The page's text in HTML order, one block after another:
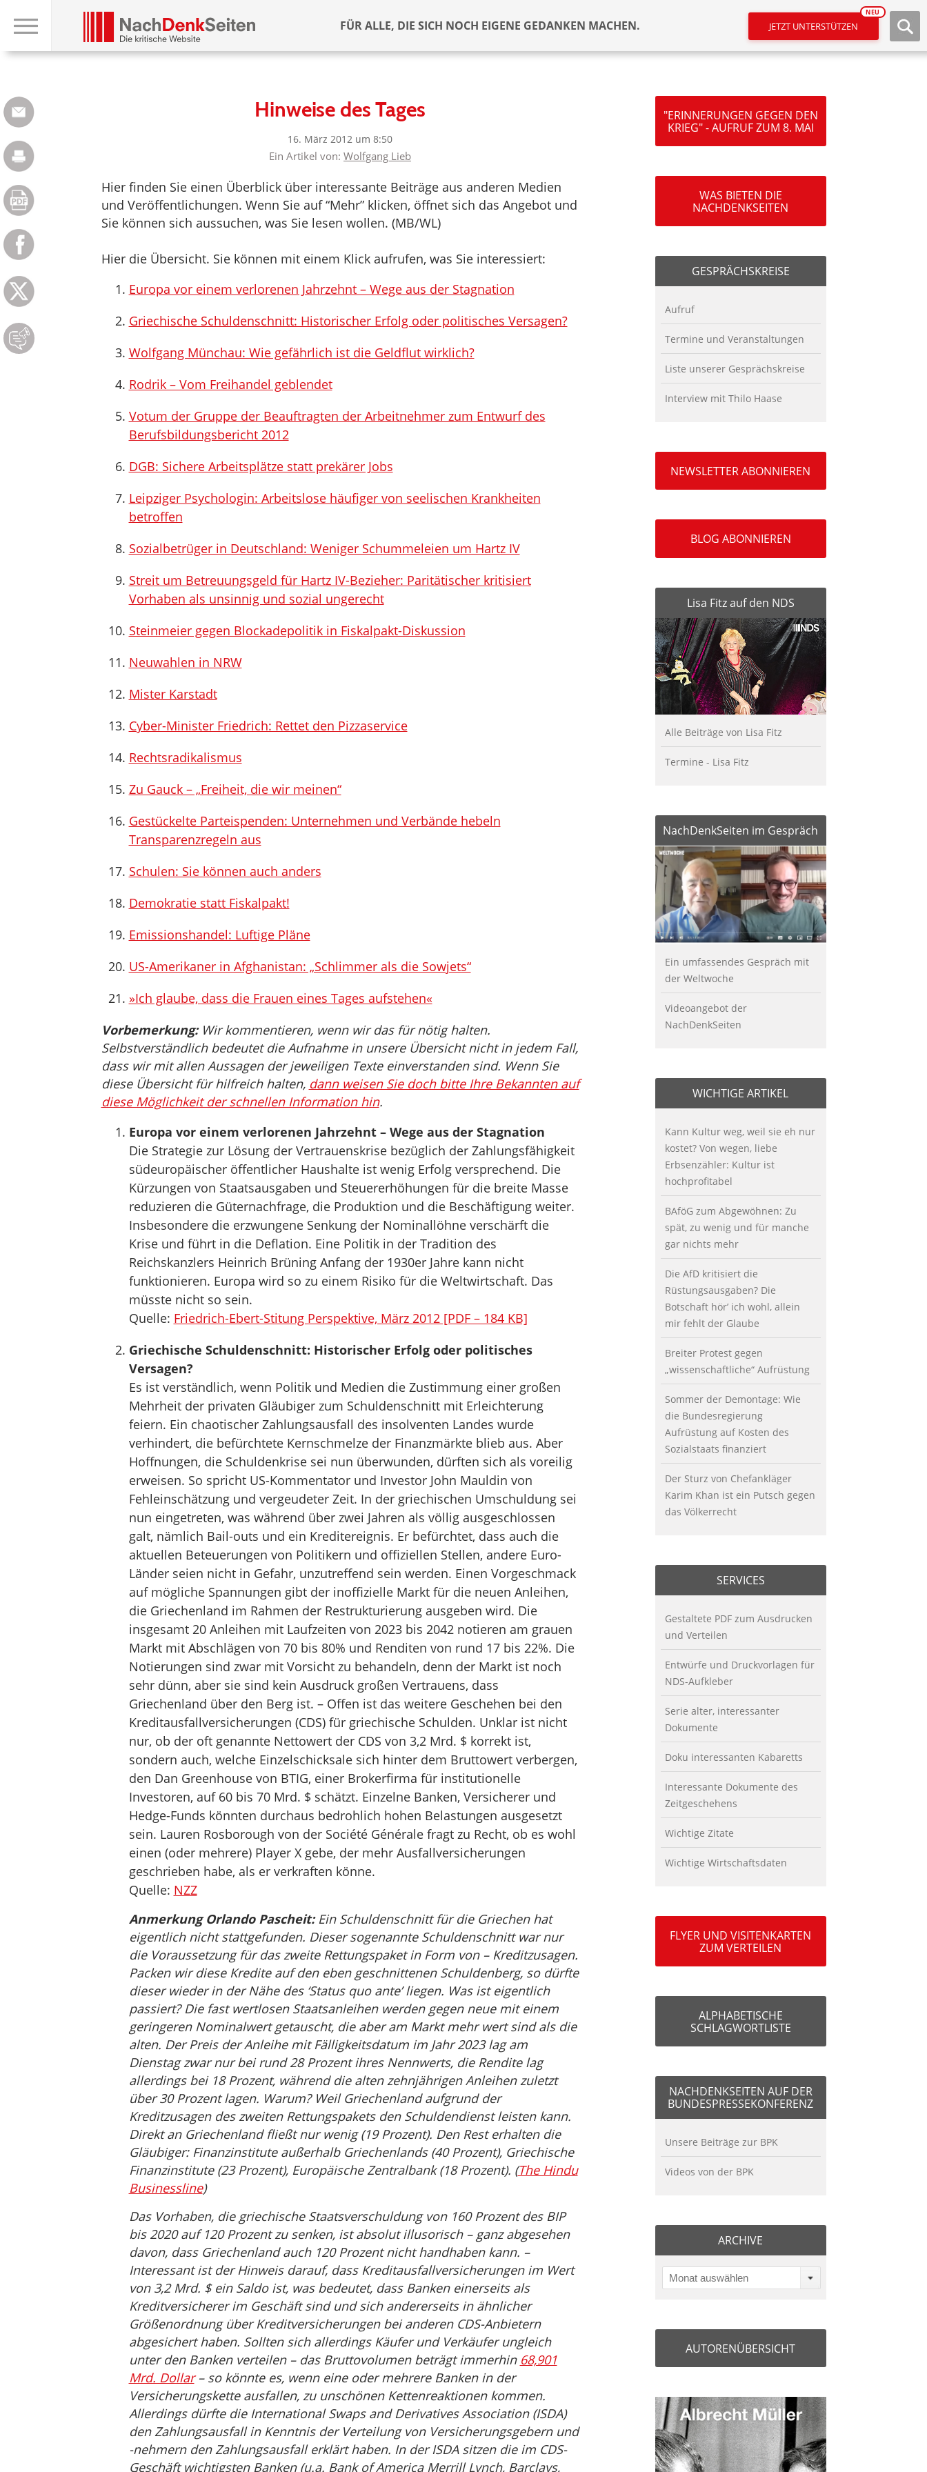
FÜR ALLE, DIE SICH NOCH EIGENE GEDANKEN MACHEN. JETZT UNTERSTÜTZEN
NEU
Hinweise des Tages
16. März 2012 um 8:50
Ein Artikel von: Wolfgang Lieb
Hier finden Sie einen Überblick über interessante Beiträge aus anderen Medien
und Veröffentlichungen. Wenn Sie auf “Mehr” klicken, öffnet sich das Angebot und
Sie können sich aussuchen, was Sie lesen wollen. (MB/WL)
Hier die Übersicht. Sie können mit einem Klick aufrufen, was Sie interessiert:
Europa vor einem verlorenen Jahrzehnt – Wege aus der Stagnation
Griechische Schuldenschnitt: Historischer Erfolg oder politisches Versagen?
Wolfgang Münchau: Wie gefährlich ist die Geldflut wirklich?
Rodrik – Vom Freihandel geblendet
Votum der Gruppe der Beauftragten der Arbeitnehmer zum Entwurf des
Berufsbildungsbericht 2012
DGB: Sichere Arbeitsplätze statt prekärer Jobs
Leipziger Psychologin: Arbeitslose häufiger von seelischen Krankheiten
betroffen
Sozialbetrüger in Deutschland: Weniger Schummeleien um Hartz IV
Streit um Betreuungsgeld für Hartz IV-Bezieher: Paritätischer kritisiert
Vorhaben als unsinnig und sozial ungerecht
Steinmeier gegen Blockadepolitik in Fiskalpakt-Diskussion
Neuwahlen in NRW
Mister Karstadt
Cyber-Minister Friedrich: Rettet den Pizzaservice
Rechtsradikalismus
Zu Gauck – „Freiheit, die wir meinen“
Gestückelte Parteispenden: Unternehmen und Verbände hebeln
Transparenzregeln aus
Schulen: Sie können auch anders
Demokratie statt Fiskalpakt!
Emissionshandel: Luftige Pläne
US-Amerikaner in Afghanistan: „Schlimmer als die Sowjets“
»Ich glaube, dass die Frauen eines Tages aufstehen«
Vorbemerkung:Wir kommentieren, wenn wir das für nötig halten.
Selbstverständlich bedeutet die Aufnahme in unsere Übersicht nicht in jedem Fall,
dass wir mit allen Aussagen der jeweiligen Texte einverstanden sind. Wenn Sie
diese Übersicht für hilfreich halten, dann weisen Sie doch bitte Ihre Bekannten auf
diese Möglichkeit der schnellen Information hin.
Europa vor einem verlorenen Jahrzehnt – Wege aus der Stagnation
Die Strategie zur Lösung der Vertrauenskrise bezüglich der Zahlungsfähigkeit
südeuropäischer öffentlicher Haushalte ist wenig Erfolg versprechend. Die
Kürzungen von Staatsausgaben und Steuererhöhungen für die breite Masse
reduzieren die Güternachfrage, die Produktion und die Beschäftigung weiter.
Insbesondere die erzwungene Senkung der Nominallöhne verschärft die
Krise und führt in die Deflation. Eine Politik in der Tradition des
Reichskanzlers Heinrich Brüning Anfang der 1930er Jahre kann nicht
funktionieren. Europa wird so zu einem Risiko für die Weltwirtschaft. Das
müsste nicht so sein.
Quelle: Friedrich-Ebert-Stitung Perspektive, März 2012 [PDF – 184 KB]
Griechische Schuldenschnitt: Historischer Erfolg oder politisches
Versagen?
Es ist verständlich, wenn Politik und Medien die Zustimmung einer großen
Mehrheit der privaten Gläubiger zum Schuldenschnitt mit Erleichterung
feiern. Ein chaotischer Zahlungsausfall des insolventen Landes wurde
verhindert, die befürchtete Kernschmelze der Finanzmärkte blieb aus. Aber
Hoffnungen, die Schuldenkrise sei nun überwunden, dürften sich als voreilig
erweisen. So spricht US-Kommentator und Investor John Mauldin von
Fehleinschätzung und vergeudeter Zeit. In der griechischen Umschuldung sei
nun eingetreten, was während über zwei Jahren als völlig ausgeschlossen
galt, nämlich Bail-outs und ein Kreditereignis. Er befürchtet, dass auch die
aktuellen Beteuerungen von Politikern und offiziellen Stellen, andere Euro-
Länder seien nicht in Gefahr, unzutreffend sein werden. Einen Vorgeschmack
auf mögliche Spannungen gibt der inoffizielle Markt für die neuen Anleihen,
die Griechenland im Rahmen der Restrukturierung ausgeben wird. Die
insgesamt 20 Anleihen mit Laufzeiten von 2023 bis 2042 notieren am grauen
Markt mit Abschlägen von 70 bis 80% und Renditen von rund 17 bis 22%. Die
Notierungen sind zwar mit Vorsicht zu behandeln, denn der Markt ist noch
sehr dünn, aber sie sind kein Ausdruck großen Vertrauens, dass
Griechenland über den Berg ist. – Offen ist das weitere Geschehen bei den
Kreditausfallversicherungen (CDS) für griechische Schulden. Unklar ist nicht
nur, ob der oft genannte Nettowert der CDS von 3,2 Mrd. $ korrekt ist,
sondern auch, welche Einzelschicksale sich hinter dem Bruttowert verbergen,
den Dan Greenhouse von BTIG, einer Brokerfirma für institutionelle
Investoren, auf 60 bis 70 Mrd. $ schätzt. Einzelne Banken, Versicherer und
Hedge-Funds könnten durchaus bedrohlich hohen Belastungen ausgesetzt
sein. Lauren Rosborough von der Société Générale fragt zu Recht, ob es wohl
einen (oder mehrere) Player X gebe, der mehr Ausfallversicherungen
geschrieben habe, als er verkraften könne.
Quelle: NZZ
Anmerkung Orlando Pascheit:Ein Schuldenschnitt für die Griechen hat
eigentlich nicht stattgefunden. Dieser sogenannte Schuldenschnitt war nur
die Voraussetzung für das zweite Rettungspaket in Form von – Kreditzusagen.
Packen wir diese Kredite auf den eben geschnittenen Schuldenberg, so dürfte
dieser wieder in der Nähe des ‘Status quo ante’ liegen. Was ist eigentlich
passiert? Die fast wertlosen Staatsanleihen werden gegen neue mit einem
geringeren Nominalwert getauscht, die aber am Markt mehr wert sind als die
alten. Der Preis der Anleihe mit Fälligkeitsdatum im Jahr 2023 lag am
Dienstag zwar nur bei rund 28 Prozent ihres Nennwerts, die Rendite lag
allerdings bei 18 Prozent, während die alten zehnjährigen Anleihen zuletzt
über 30 Prozent lagen. Warum? Weil Griechenland aufgrund der
Kreditzusagen des zweiten Rettungspakets den Schuldendienst leisten kann.
Direkt an Griechenland fließt nur wenig (19 Prozent). Den Rest erhalten die
Gläubiger: Finanzinstitute außerhalb Griechenlands (40 Prozent), Griechische
Finanzinstitute (23 Prozent), Europäische Zentralbank (18 Prozent). (The Hindu
Businessline)
Das Vorhaben, die griechische Staatsverschuldung von 160 Prozent des BIP
bis 2020 auf 120 Prozent zu senken, ist absolut illusorisch – ganz abgesehen
davon, dass Griechenland auch 120 Prozent nicht handhaben kann. –
Interessant ist der Hinweis darauf, dass Kreditausfallversicherungen im Wert
von 3,2 Mrd. $ ein Saldo ist, was bedeutet, dass Banken einerseits als
Kreditversicherer im Geschäft sind und sich andererseits in ähnlicher
Größenordnung über Kreditversicherungen bei anderen CDS-Anbietern
abgesichert haben. Sollten sich allerdings Käufer und Verkäufer ungleich
unter den Banken verteilen – das Bruttovolumen beträgt immerhin 68,901
Mrd. Dollar– so könnte es, wenn eine oder mehrere Banken in der
Versicherungskette ausfallen, zu unschönen Kettenreaktionen kommen.
Allerdings dürfte die International Swaps and Derivatives Association (ISDA)
den Zahlungsausfall in Kenntnis der Verteilung von Versicherungsgebern und
-nehmern den Zahlungsausfall erklärt haben. In der ISDA sitzen die im CDS-
Geschäft wichtigsten Banken (u.a. Bank of America Merrill Lynch, Barclays,
"ERINNERUNGEN GEGEN DEN
KRIEG" - AUFRUF ZUM 8. MAI
WAS BIETEN DIE
NACHDENKSEITEN
GESPRÄCHSKREISE
Aufruf
Termine und Veranstaltungen
Liste unserer Gesprächskreise
Interview mit Thilo Haase
NEWSLETTER ABONNIEREN
BLOG ABONNIEREN
Lisa Fitz auf den NDS
Alle Beiträge von Lisa Fitz
Termine - Lisa Fitz
NachDenkSeiten im Gespräch
Ein umfassendes Gespräch mit
der Weltwoche
Videoangebot der
NachDenkSeiten
WICHTIGE ARTIKEL
Kann Kultur weg, weil sie eh nur
kostet? Von wegen, liebe
Erbsenzähler: Kultur ist
hochprofitabel
BAföG zum Abgewöhnen: Zu
spät, zu wenig und für manche
gar nichts mehr
Die AfD kritisiert die
Rüstungsausgaben? Die
Botschaft hör’ ich wohl, allein
mir fehlt der Glaube
Breiter Protest gegen
„wissenschaftliche“ Aufrüstung
Sommer der Demontage: Wie
die Bundesregierung
Aufrüstung auf Kosten des
Sozialstaats finanziert
Der Sturz von Chefankläger
Karim Khan ist ein Putsch gegen
das Völkerrecht
SERVICES
Gestaltete PDF zum Ausdrucken
und Verteilen
Entwürfe und Druckvorlagen für
NDS-Aufkleber
Serie alter, interessanter
Dokumente
Doku interessanten Kabaretts
Interessante Dokumente des
Zeitgeschehens
Wichtige Zitate
Wichtige Wirtschaftsdaten
FLYER UND VISITENKARTEN
ZUM VERTEILEN
ALPHABETISCHE
SCHLAGWORTLISTE
NACHDENKSEITEN AUF DER
BUNDESPRESSEKONFERENZ
Unsere Beiträge zur BPK
Videos von der BPK
ARCHIVE
Monat auswählen
AUTORENÜBERSICHT